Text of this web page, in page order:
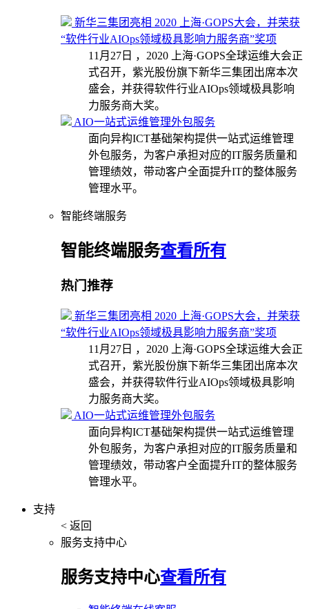
新华三集团亮相 2020 上海·GOPS大会，并荣获
“软件行业AIOps领域极具影响力服务商”奖项
11月27日 ，2020 上海·GOPS全球运维大会正
式召开，紫光股份旗下新华三集团出席本次
盛会，并获得软件行业AIOps领域极具影响
力服务商大奖。
AIO一站式运维管理外包服务
面向异构ICT基础架构提供一站式运维管理
外包服务，为客户承担对应的IT服务质量和
管理绩效，带动客户全面提升IT的整体服务
管理水平。
智能终端服务
智能终端服务查看所有
热门推荐
新华三集团亮相 2020 上海·GOPS大会，并荣获
“软件行业AIOps领域极具影响力服务商”奖项
11月27日 ，2020 上海·GOPS全球运维大会正
式召开，紫光股份旗下新华三集团出席本次
盛会，并获得软件行业AIOps领域极具影响
力服务商大奖。
AIO一站式运维管理外包服务
面向异构ICT基础架构提供一站式运维管理
外包服务，为客户承担对应的IT服务质量和
管理绩效，带动客户全面提升IT的整体服务
管理水平。
支持
< 返回
服务支持中心
服务支持中心查看所有